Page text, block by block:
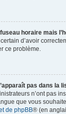
horaire mais
d’avoir
ce problème.
pas dans la
n’ont pas
que vous
de phpBB® (en